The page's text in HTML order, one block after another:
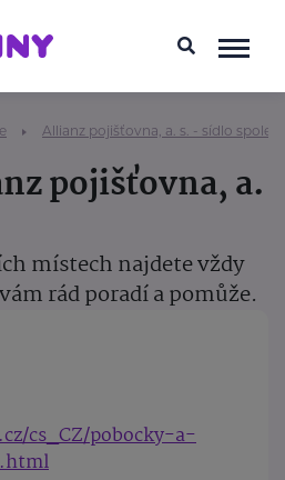
Allianz pojišťovna, a. s. - sídlo
pojišťovna, a.
místech najdete vždy
rád poradí a pomůže.
cs_CZ/pobocky-a-